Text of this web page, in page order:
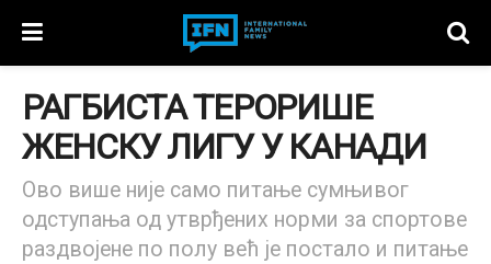
РАГБИСТА ТЕРОРИШЕ
ЖЕНСКУ ЛИГУ У КАНАДИ
Ово више није само питање сумњивог
одступања од утврђених норми за спортове
раздвојене по полу већ је постало и питање